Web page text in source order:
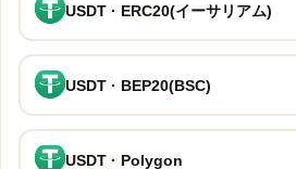
USDT · ERC20(イーサリアム)
USDT · BEP20(BSC)
USDT · Polygon